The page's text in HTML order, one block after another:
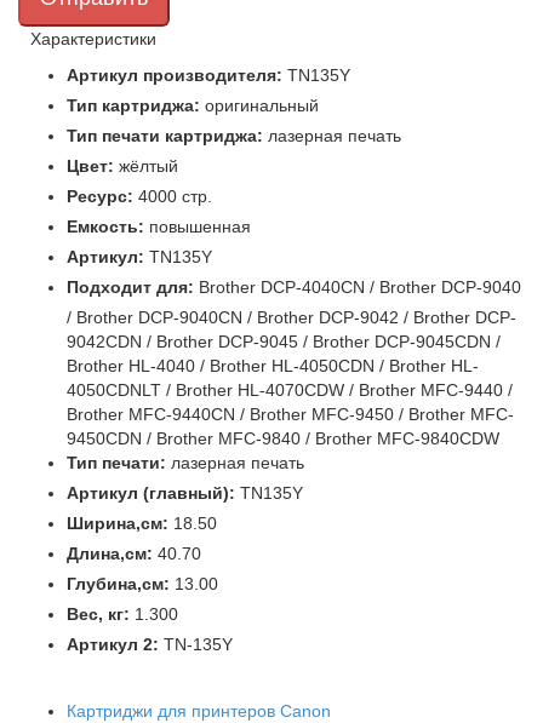
Характеристики
Артикул производителя: TN135Y
Тип картриджа: оригинальный
Тип печати картриджа: лазерная печать
Цвет: жёлтый
Ресурс: 4000 стр.
Емкость: повышенная
Артикул: TN135Y
Подходит для: Brother DCP-4040CN / Brother DCP-9040
/ Brother DCP-9040CN / Brother DCP-9042 / Brother DCP-
9042CDN / Brother DCP-9045 / Brother DCP-9045CDN /
Brother HL-4040 / Brother HL-4050CDN / Brother HL-
4050CDNLT / Brother HL-4070CDW / Brother MFC-9440 /
Brother MFC-9440CN / Brother MFC-9450 / Brother MFC-
9450CDN / Brother MFC-9840 / Brother MFC-9840CDW
Тип печати: лазерная печать
Артикул (главный): TN135Y
Ширина,см: 18.50
Длина,см: 40.70
Глубина,см: 13.00
Вес, кг: 1.300
Артикул 2: TN-135Y
Картриджи для принтеров Сanon